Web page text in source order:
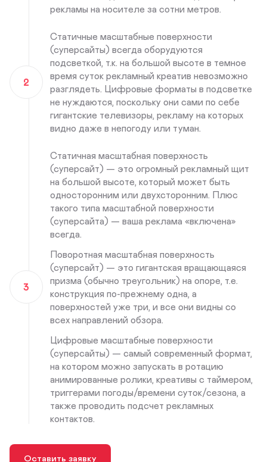
рекламы на носителе за сотни метров.
2
Статичные масштабные поверхности
(суперсайты) всегда оборудуются
подсветкой, т.к. на большой высоте в темное
время суток рекламный креатив невозможно
разглядеть. Цифровые форматы в подсветке
не нуждаются, поскольку они сами по себе
гигантские телевизоры, рекламу на которых
видно даже в непогоду или туман.
3
Статичная масштабная поверхность
(суперсайт) — это огромный рекламный щит
на большой высоте, который может быть
односторонним или двухсторонним. Плюс
такого типа масштабной поверхности
(суперсайта) — ваша реклама «включена»
всегда.
Поворотная масштабная поверхность
(суперсайт) — это гигантская вращающаяся
призма (обычно треугольник) на опоре, т.е.
конструкция по-прежнему одна, а
поверхностей уже три, и все они видны со
всех направлений обзора.
Цифровые масштабные поверхности
(суперсайты) — самый современный формат,
на котором можно запускать в ротацию
анимированные ролики, креативы с таймером,
триггерами погоды/времени суток/сезона, а
также проводить подсчет рекламных
контактов.
Оставить заявку